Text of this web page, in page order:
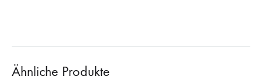
Ähnliche Produkte